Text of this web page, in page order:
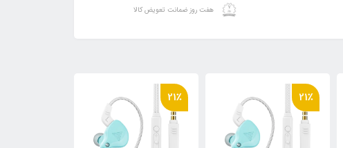
هفت روز ضمانت تعویض کالا
21٪ 21٪